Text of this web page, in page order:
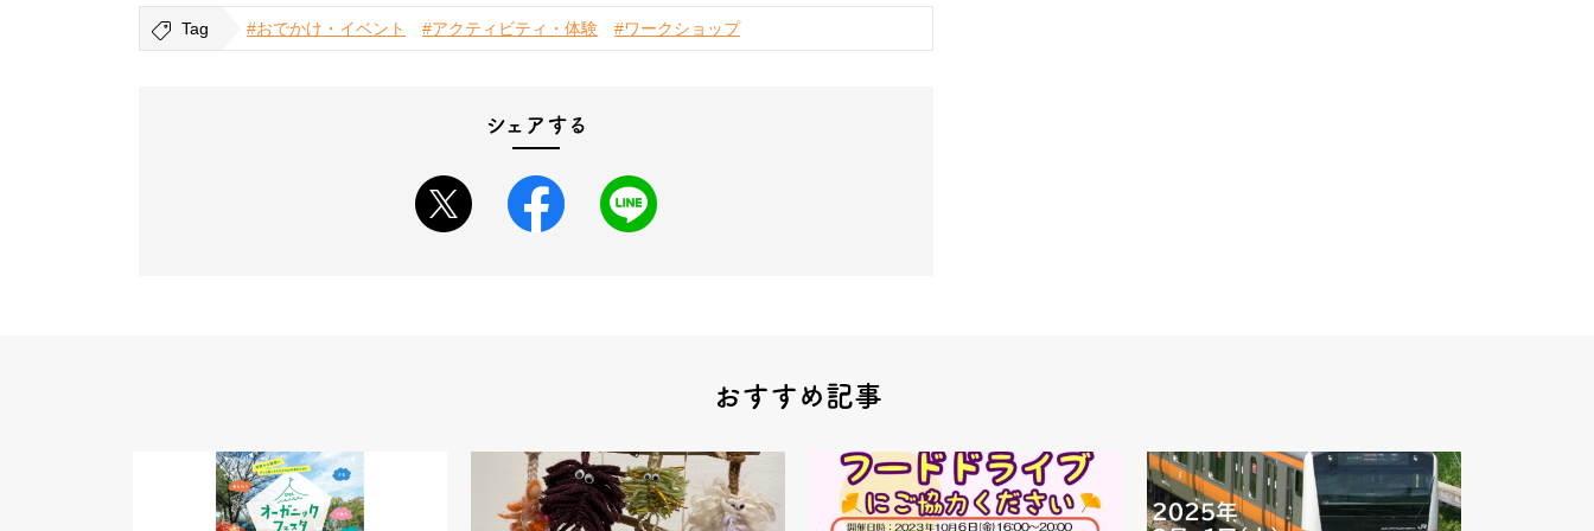
Tag #おでかけ・イベント #アクティビティ・体験 #ワークショップ
シェアする
おすすめ記事